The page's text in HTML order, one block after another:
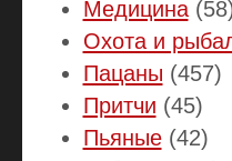
Медицина
Охота и
Пацаны (457)
Притчи (45)
Пьяные(42)